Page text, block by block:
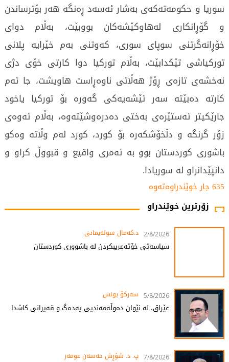
سوریا و حکومەتەکەی بەشار ئەسەد ڕەنگە هەر بۆترساندن
و گۆڕانکاری لەهاوکێشەکان بووبێت، بەڵام دوای
خۆڕانەگرتنی سوپای سوری، کەوتنی بەم خێرایە پلانی
تورکیاشی تێکدابێت، بەڵام تورکیا دوا کارتی خۆی دژی
نەخشەی تازەی ڕۆژ هەڵاتی ناوەڕاست هاویشت، جا ئەم
کارتە دەبێتە سەر ئێشەیەکی گەورە بۆ تورکیا یاخود
جارێکیتر ئەستێرەی بەختی دەدرەوشێتەوە، بەڵام ئەوەی
زۆر گرنگە و دڵخۆشکەرە بۆ کورد، کورد لەم وڵاتە وەکو
باشوری کوردستان بوو بە ئەمری واقیع و قبووڵ کراو و
دانپێدانراو لە سوریادا.
635 جار خوێندراوەتەوە
زۆرترین خوێندراو
2/8/2026 د.کەمال سولەیمانی
سیاسەتی خۆتەعریبکردن لە باشووری کوردستان
5/8/2026 سەرکۆ یونس
عێراق، لە نێوان دەوڵەمەندیی یەدەگ و قەیرانی کاشدا
7/8/2026 پ. د. شۆڕش حەسەن عومەر